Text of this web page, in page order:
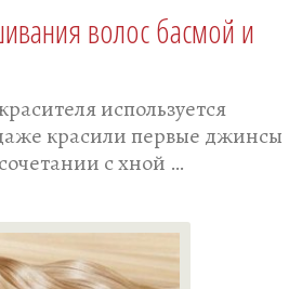
волос басмой и
используется
красили первые джинсы
с хной …